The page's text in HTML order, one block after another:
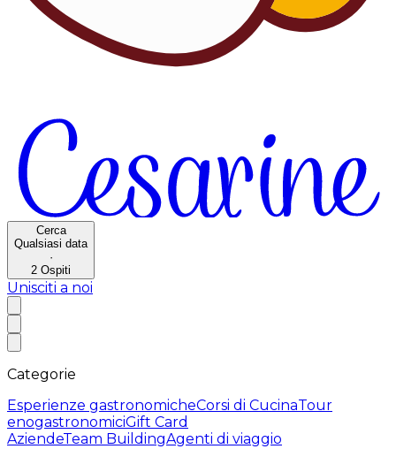
Cerca
Qualsiasi data
·
2 Ospiti
Unisciti a noi
Categorie
Esperienze gastronomicheCorsi di CucinaTour
enogastronomiciGift Card
AziendeTeam BuildingAgenti di viaggio